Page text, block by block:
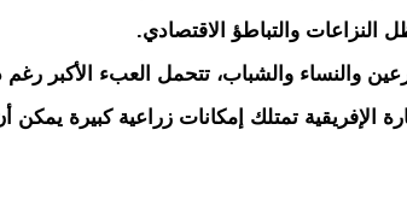
والتباطؤ الاقتصادي.
والنساء والشباب، تتحمل العبء الأكبر رغم
الإفريقية تمتلك إمكانات زراعية كبيرة يمكن